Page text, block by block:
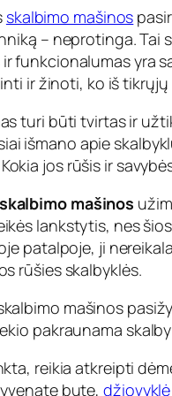
skalbimo mašinos
– neprotinga. Tai
funkcionalumas yra
ir žinoti, ko iš tikrųjų
turi būti tvirtas ir
išmano apie
jos rūšis ir
skalbimo mašinos
lankstytis, nes
patalpoje, ji
rūšies skalbyklės.
mašinos
pakraunama
reikia atkreipti
bute,džiovyklė